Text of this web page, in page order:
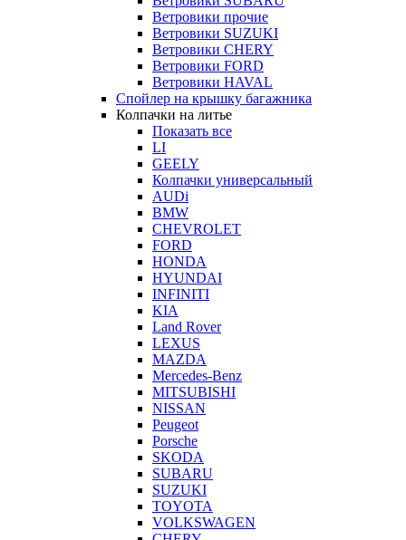
Ветровики прочие
Ветровики SUZUKI
Ветровики CHERY
Ветровики FORD
Ветровики HAVAL
Спойлер на крышку багажника
Колпачки на литье
Показать все
LI
GEELY
Колпачки универсальный
AUDi
BMW
CHEVROLET
FORD
HONDA
HYUNDAI
INFINITI
KIA
Land Rover
LEXUS
MAZDA
Mercedes-Benz
MITSUBISHI
NISSAN
Peugeot
Porsche
SKODA
SUBARU
SUZUKI
TOYOTA
VOLKSWAGEN